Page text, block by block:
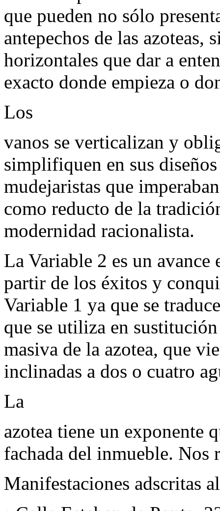
que pueden no sólo
antepechos de las azoteas,
horizontales que dar a
exacto donde empieza o
Los
vanos se verticalizan y
simplifiquen en sus
mudejaristas que
como reducto de la
modernidad racionalista.
La Variable 2 es un
partir de los éxitos y
Variable 1 ya que se
que se utiliza en
masiva de la azotea, que
inclinadas a dos o cuatro
La
azotea tiene un exponente
fachada del inmueble. Nos
Manifestaciones adscritas